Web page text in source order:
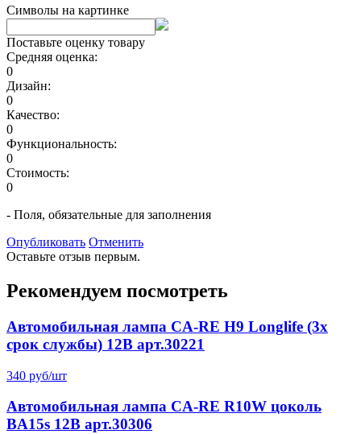
Символы на картинке
Поставьте оценку товару
Средняя оценка:
0
Дизайн:
0
Качество:
0
Функциональность:
0
Стоимость:
0
- Поля, обязательные для заполнения
Опубликовать Отменить
Оставьте отзыв первым.
Рекомендуем посмотреть
Автомобильная лампа CA-RE H9 Longlife (3x
срок службы) 12В арт.30221
340 руб/шт
Автомобильная лампа CA-RE R10W цоколь
BA15s 12В арт.30306